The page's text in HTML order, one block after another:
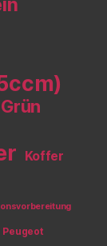
Grün
Koffer
Peugeot